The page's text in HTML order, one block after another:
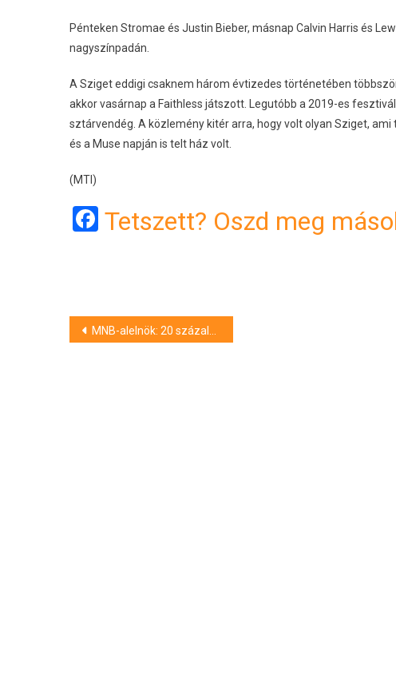
Pénteken Stromae és Justin Bieber, másnap Calvin Harris és
nagyszínpadán.
A Sziget eddigi csaknem három évtizedes történetében
akkor vasárnap a Faithless játszott. Legutóbb a 2019-es
sztárvendég. A közlemény kitér arra, hogy volt olyan Sziget,
és a Muse napján is telt ház volt.
(MTI)
Facebook
Tetszett? Oszd meg
Bejegyzés
MNB-alelnök: 20 százalék körül is lehet az infláció ősszel